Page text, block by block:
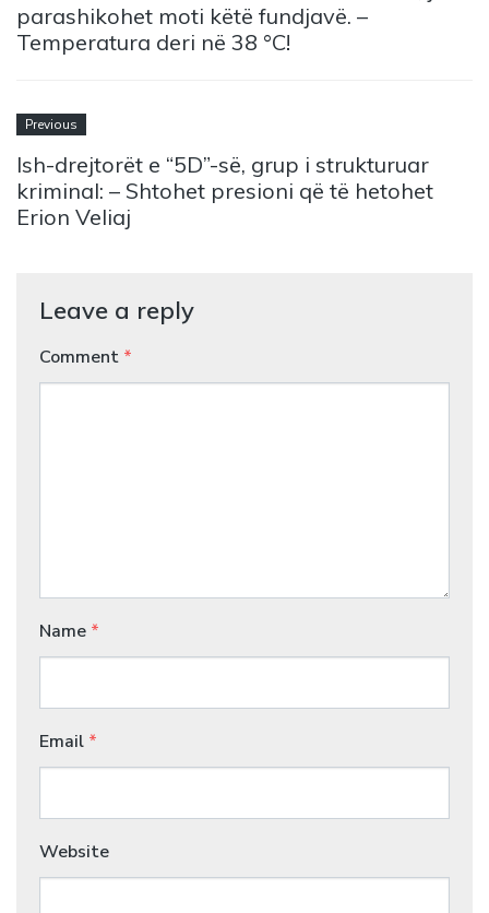
parashikohet moti këtë fundjavë. –
Temperatura deri në 38 °C!
Previous
Ish-drejtorët e “5D”-së, grup i strukturuar
kriminal: – Shtohet presioni që të hetohet
Erion Veliaj
Leave a reply
Comment *
Name *
Email *
Website